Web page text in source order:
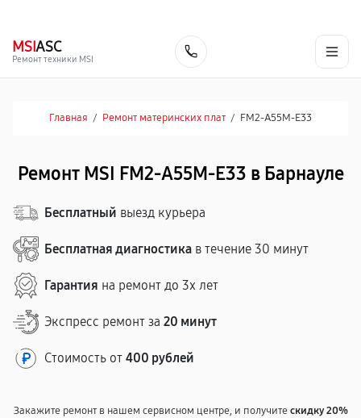
MSIASC
Ремонт техники MSI
Главная / Ремонт материнских плат / FM2-A55M-E33
Ремонт MSI FM2-A55M-E33 в Барнауле
Бесплатный выезд курьера
Бесплатная диагностика в течение 30 минут
Гарантия на ремонт до 3х лет
Экспресс ремонт за 20 минут
Стоимость от 400 рублей
Закажите ремонт в нашем сервисном центре, и получитескидку 20%